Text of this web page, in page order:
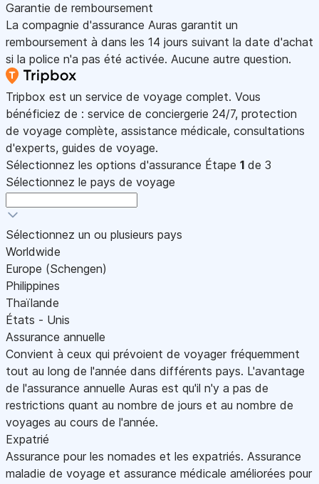
Garantie de remboursement
La compagnie d'assurance Auras garantit un
remboursement à dans les 14 jours suivant la date d'achat
si la police n'a pas été activée. Aucune autre question.
Tripbox est un service de voyage complet. Vous
bénéficiez de : service de conciergerie 24/7, protection
de voyage complète, assistance médicale, consultations
d'experts, guides de voyage.
Sélectionnez les options d'assurance Étape 1 de 3
Sélectionnez le pays de voyage
Sélectionnez un ou plusieurs pays
Worldwide
Europe (Schengen)
Philippines
Thaïlande
États - Unis
Assurance annuelle
Convient à ceux qui prévoient de voyager fréquemment
tout au long de l'année dans différents pays. L'avantage
de l'assurance annuelle Auras est qu'il n'y a pas de
restrictions quant au nombre de jours et au nombre de
voyages au cours de l'année.
Expatrié
Assurance pour les nomades et les expatriés. Assurance
maladie de voyage et assurance médicale améliorées pour